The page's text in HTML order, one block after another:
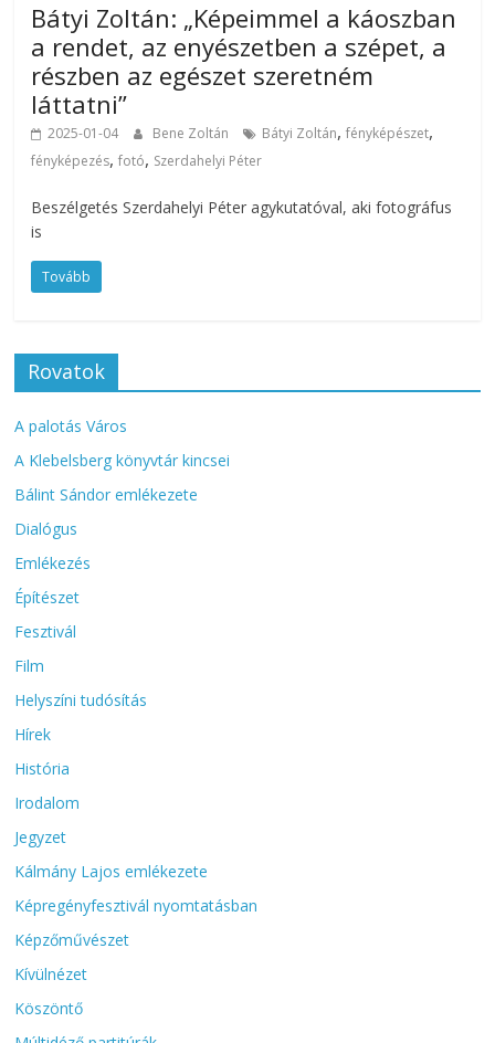
Bátyi Zoltán: „Képeimmel a káoszban
a rendet, az enyészetben a szépet, a
részben az egészet szeretném
láttatni”
2025-01-04 Bene Zoltán Bátyi Zoltán,fényképészet,
fényképezés,fotó, Szerdahelyi Péter
Beszélgetés Szerdahelyi Péter agykutatóval, aki fotográfus
is
Tovább
Rovatok
A palotás Város
A Klebelsberg könyvtár kincsei
Bálint Sándor emlékezete
Dialógus
Emlékezés
Építészet
Fesztivál
Film
Helyszíni tudósítás
Hírek
História
Irodalom
Jegyzet
Kálmány Lajos emlékezete
Képregényfesztivál nyomtatásban
Képzőművészet
Kívülnézet
Köszöntő